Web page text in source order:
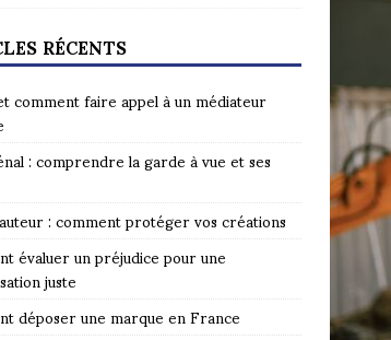
RÉCENTS
comment faire appel à un médiateur
: comprendre la garde à vue et ses
: comment protéger vos créations
évaluer un préjudice pour une
juste
déposer une marque en France